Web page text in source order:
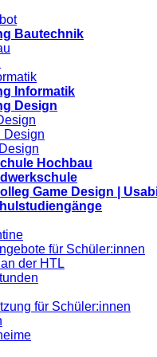
Bautechnik
Informatik
Design
Design
Hochbau
Game Design |
für Schüler:innen
der HTL
für Schüler:innen